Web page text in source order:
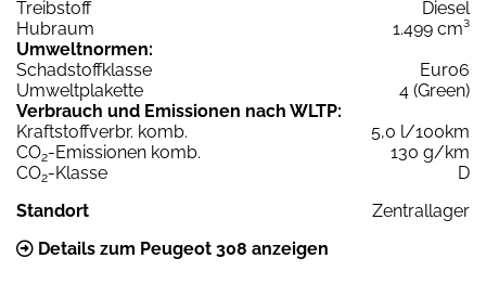
Treibstoff
Diesel
Hubraum
1.499 cm³
Umweltnormen:
Schadstoffklasse
Euro6
Umweltplakette
4 (Green)
Verbrauch und Emissionen nach WLTP:
Kraftstoffverbr. komb.
5,0 l/100km
CO2-Emissionen komb.
130 g/km
CO2-Klasse
D
Standort
Zentrallager
Details zum Peugeot 308 anzeigen